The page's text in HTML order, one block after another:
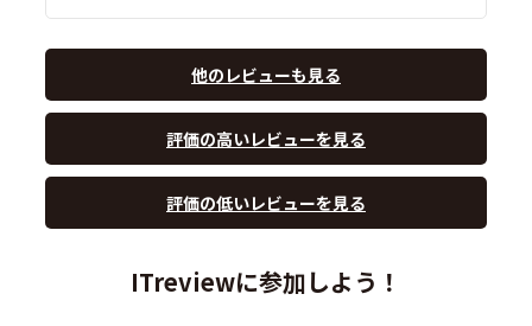
他のレビューも見る
評価の高いレビューを見る
評価の低いレビューを見る
ITreviewに参加しよう！